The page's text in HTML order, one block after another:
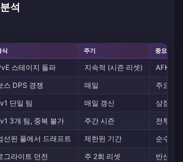
석
식 주기 중요성
스테이지 돌파 지속적 (시즌 리셋)
AFK 수
스 DPS 경쟁 매일
주요 다
단일 팀 매일 갱신
상점 이
3개 팀, 중복 불가 주간 시즌
전투력
선된 풀에서 드래프트 제한된 기간
순수 실
그라이트 던전 주 2회 리셋
반신/하